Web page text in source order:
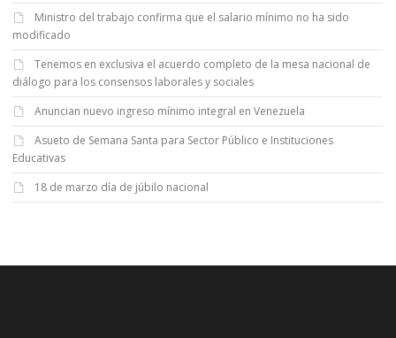
Ministro del trabajo confirma que el salario mínimo no ha sido
modificado
Tenemos en exclusiva el acuerdo completo de la mesa nacional de
diálogo para los consensos laborales y sociales
Anuncian nuevo ingreso mínimo integral en Venezuela
Asueto de Semana Santa para Sector Público e Instituciones
Educativas
18 de marzo día de júbilo nacional